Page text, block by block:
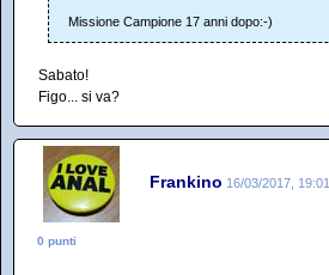
Missione Campione 17 anni dopo:-)
Sabato!
Figo... si va?
Frankino 16/03/2017, 19:01
0 punti